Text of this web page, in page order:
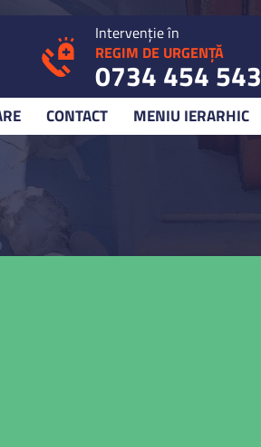
CONTACT MENIU IERARHIC
Intervenție în
REGIM DE URGENȚĂ
0734 454 543